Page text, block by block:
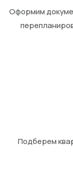
Оформим
Подберем